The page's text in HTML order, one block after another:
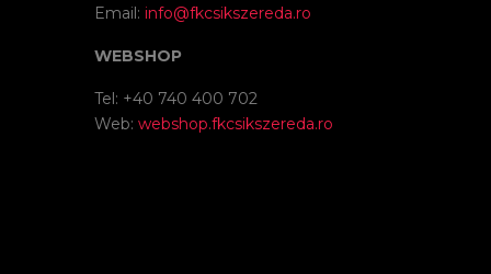
Email: info@fkcsikszereda.ro
WEBSHOP
Tel: +40 740 400 702
Web: webshop.fkcsikszereda.ro